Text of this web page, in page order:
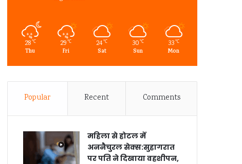
28 ℃
Thu
29℃
Fri
24℃
Sat
30 ℃
Sun
33℃
Mon
Popular Recent Comments
महिला से होटल में
अननैचुरल सेक्स:सुहागरात
पर पति ने दिखाया वहशीपन,